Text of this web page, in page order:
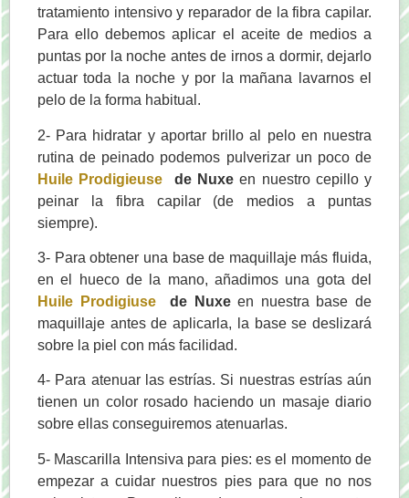
tratamiento intensivo y reparador de la fibra capilar.
Para ello debemos aplicar el aceite de medios a
puntas por la noche antes de irnos a dormir, dejarlo
actuar toda la noche y por la mañana lavarnos el
pelo de la forma habitual.
2- Para hidratar y aportar brillo al pelo en nuestra
rutina de peinado podemos pulverizar un poco de
Huile Prodigieuse
de Nuxe en nuestro cepillo y
peinar la fibra capilar (de medios a puntas
siempre).
3- Para obtener una base de maquillaje más fluida,
en el hueco de la mano, añadimos una gota del
Huile Prodigiuse
de Nuxeen nuestra base de
maquillaje antes de aplicarla, la base se deslizará
sobre la piel con más facilidad.
4- Para atenuar las estrías. Si nuestras estrías aún
tienen un color rosado haciendo un masaje diario
sobre ellas conseguiremos atenuarlas.
5- Mascarilla Intensiva para pies: es el momento de
empezar a cuidar nuestros pies para que no nos